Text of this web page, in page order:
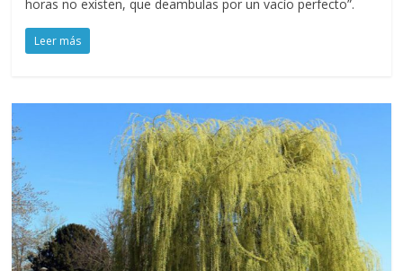
horas no existen, que deambulas por un vacío perfecto”.
Leer más